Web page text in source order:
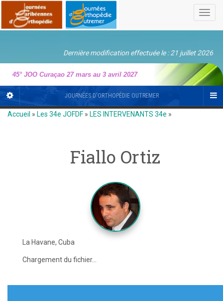
Dernière modification effectuée le : 21 juillet 2026
45° JOO Curaçao 27 mars au 3 avril 2027
JOURNÉES D'ORTHOPÉDIE OUTREMER
Accueil » Les 34e JOFDF » LES INTERVENANTS 34e »
Fiallo Ortiz
La Havane, Cuba
Chargement du fichier...